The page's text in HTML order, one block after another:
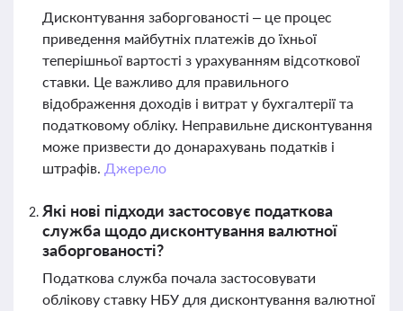
Дисконтування заборгованості – це процес
приведення майбутніх платежів до їхньої
теперішньої вартості з урахуванням відсоткової
ставки. Це важливо для правильного
відображення доходів і витрат у бухгалтерії та
податковому обліку. Неправильне дисконтування
може призвести до донарахувань податків і
штрафів. Джерело
Які нові підходи застосовує податкова
служба щодо дисконтування валютної
заборгованості?
Податкова служба почала застосовувати
облікову ставку НБУ для дисконтування валютної